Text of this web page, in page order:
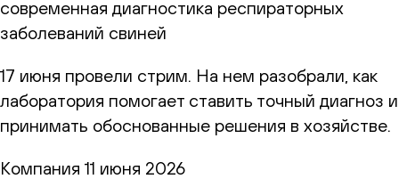
современная диагностика респираторных
заболеваний свиней
17 июня провели стрим. На нем разобрали, как
лаборатория помогает ставить точный диагноз и
принимать обоснованные решения в хозяйстве.
Компания 11 июня 2026